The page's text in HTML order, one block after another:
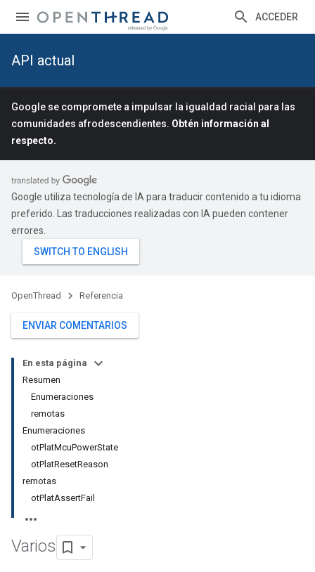
ACCEDER
API actual
Google se compromete a impulsar la igualdad racial para las
comunidades afrodescendientes. Obtén información al
respecto.
Google utiliza tecnología de IA para traducir contenido a tu idioma
preferido. Las traducciones realizadas con IA pueden contener
errores.
OpenThread Referencia
ENVIAR COMENTARIOS
En esta página
Resumen
Enumeraciones
remotas
Enumeraciones
otPlatMcuPowerState
otPlatResetReason
remotas
otPlatAssertFail
Varios